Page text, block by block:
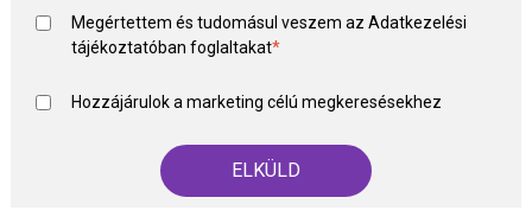
Megértettem és tudomásul veszem azAdatkezelési
tájékoztatóban foglaltakat*
Hozzájárulok a marketing célú megkeresésekhez